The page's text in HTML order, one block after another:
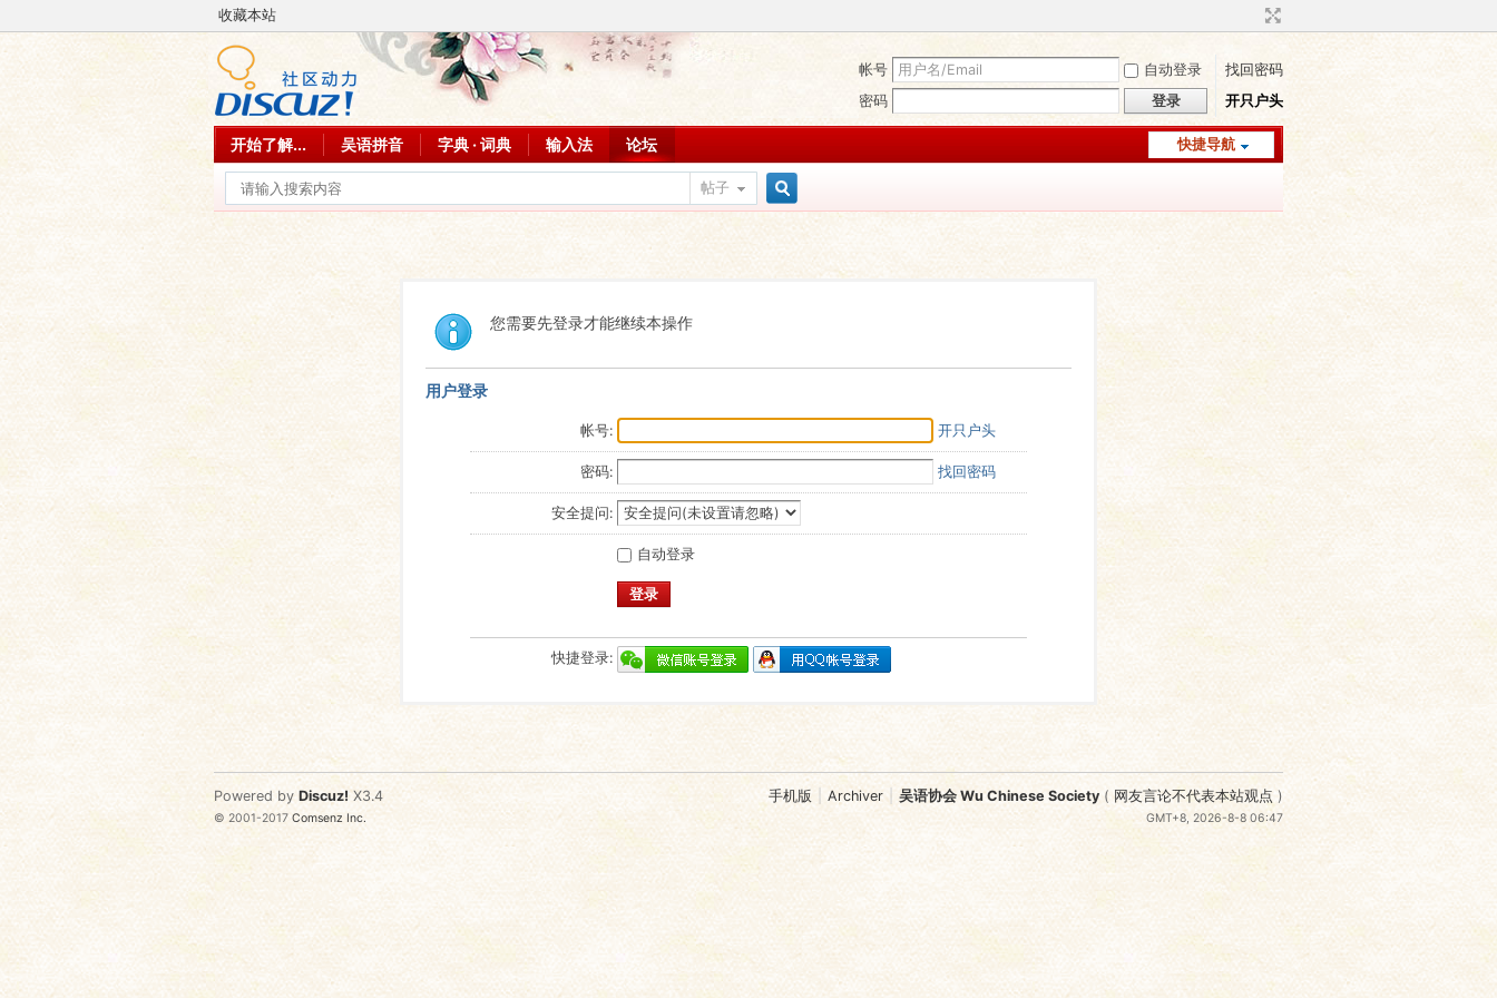
收藏本站
帐号 自动登录
找回密码
密码
登录 开只户头
快捷导航
开始了解... 吴语拼音 字典 · 词典 输入法 论坛
帖子
您需要先登录才能继续本操作
用户登录
帐号: 开只户头
密码: 找回密码
安全提问:
自动登录
登录
快捷登录:
手机版 Archiver 吴语协会 Wu Chinese Society ( 网友言论不代表本站观点 )
GMT+8, 2026-8-8 06:47
Powered by Discuz! X3.4
© 2001-2017Comsenz Inc.